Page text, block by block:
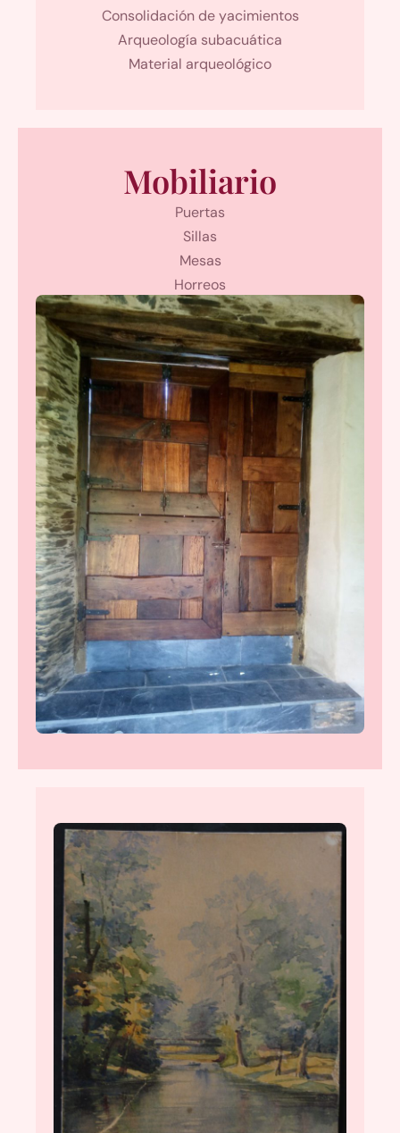
Consolidación de yacimientos
Arqueología subacuática
Material arqueológico
Mobiliario
Puertas
Sillas
Mesas
Horreos